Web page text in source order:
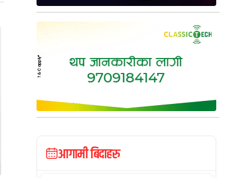
आगामी बिदाहरु